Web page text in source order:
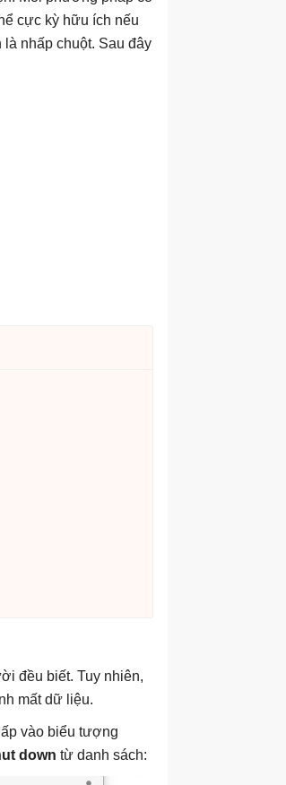
cực kỳ hữu ích nếu
nhấp chuột. Sau đây
đều biết. Tuy nhiên,
mất dữ liệu.
vào biểu tượng
down từ danh sách: